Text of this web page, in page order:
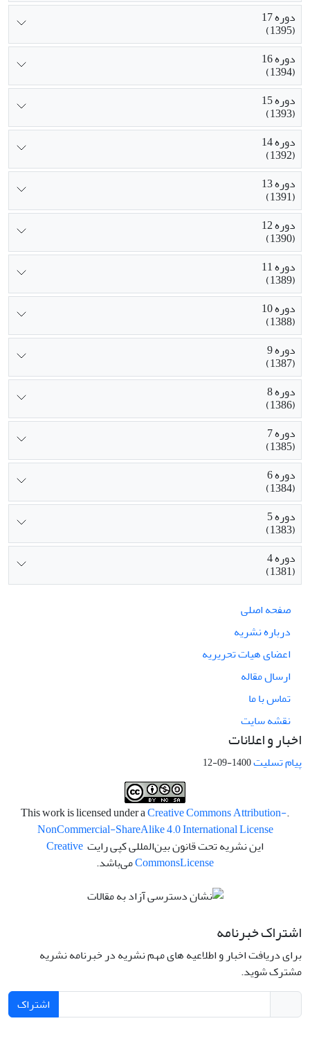
دوره 17
(1395)
دوره 16
(1394)
دوره 15
(1393)
دوره 14
(1392)
دوره 13
(1391)
دوره 12
(1390)
دوره 11
(1389)
دوره 10
(1388)
دوره 9
(1387)
دوره 8
(1386)
دوره 7
(1385)
دوره 6
(1384)
دوره 5
(1383)
دوره 4
(1381)
صفحه اصلی
درباره نشریه
اعضای هیات تحریریه
ارسال مقاله
تماس با ما
نقشه سایت
اخبار و اعلانات
پیام تسلیت1400-09-12
.This work is licensed under a
Creative Commons Attribution-
NonCommercial-ShareAlike 4.0 International License
این نشریه تحت قانون بین‌المللی کپی رایت Creative
CommonsLicense می‌باشد.
اشتراک خبرنامه
برای دریافت اخبار و اطلاعیه های مهم نشریه در خبرنامه نشریه
مشترک شوید.
اشتراک